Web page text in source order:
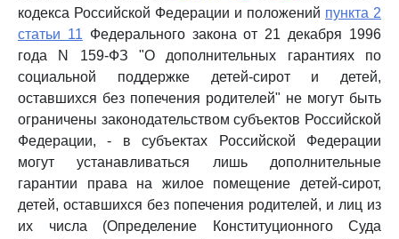
кодекса Российской Федерации и положений пункта 2
статьи 11 Федерального закона от 21 декабря 1996
года N 159-ФЗ "О дополнительных гарантиях по
социальной поддержке детей-сирот и детей,
оставшихся без попечения родителей" не могут быть
ограничены законодательством субъектов Российской
Федерации, - в субъектах Российской Федерации
могут устанавливаться лишь дополнительные
гарантии права на жилое помещение детей-сирот,
детей, оставшихся без попечения родителей, и лиц из
их числа (Определение Конституционного Суда